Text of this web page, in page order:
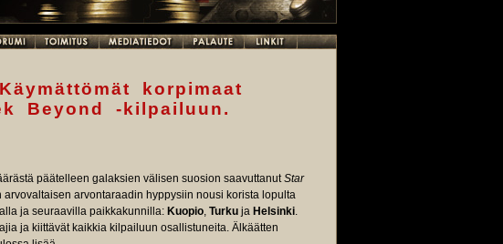
korpimaat
Beyond -kilpailuun.
päätelleen galaksien välisen suosion saavuttanutStar
arvovaltaisen arvontaraadin hyppysiin nousi korista lopulta
ja seuraavilla paikkakunnilla: Kuopio, Turku ja Helsinki.
ja kiittävät kaikkia kilpailuun osallistuneita. Älkäätten